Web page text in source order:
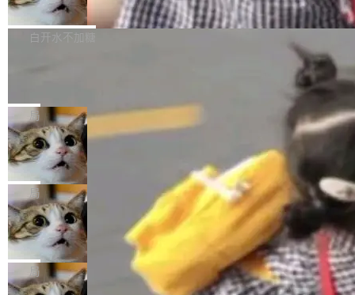
atePad Edge 升级至 HarmonyOS 6.1.0.135S
P9 patch03及以上版本。 *升级路径：设置 > 搜
来自中国开发者雷霄骅（Lei Xiaohua）。 对于
很多中国音视频开发者而言，这个名字并不陌
“启蒙老师”。 而今年，恰好是雷霄骅离世十周
年。FFmpeg 社区最终选择用一个大版本的名
字，留下了这份纪念。 雷霄骅曾是中国传媒大学
数字电视技术方向的博士生，长期从事视频、音
频技...
万元，超预算 860%
外媒近日曝光了亚马逊的多份内部报告显示，AI
导致公司在多个项目上超支。《金融时报》报道
编写程序，目标是完成电商平台作者信息与商品
列表的数据匹配 —— 一项常规的数据处理任
务，最终却产生了 180 万美元的账单，实际支出
超出原定预算 860%。 更令人意外的是，该项目
最终并未成功落地，而高额算力消耗持续运行长
达 5 个月，公司直到财务对账时才察觉异常。这
意味着一个无人看管的 AI 程序，在近半年时间
里日夜不停地"烧钱"。 复盘显示，...
白开水不加糖
e CEO Clément Delangue 在 CNBC 的采访里
没有拐弯抹角。他说中国正在赢得 AI 竞赛，而
且按目前的速度，中国 AI 工具预计在今年底或
2027 年就能追上美国前沿实验室的水平。 Dela
ngue 把原因归结为一件事：开放协作。中国的
AI 开发者在一个共享和协作的生态里加速迭代，
而美国模型厂商在"闭门造车"。他的原话是 "buil
ding in silos"——各自为战，互不通气。 这个判
断从他嘴里说出来分量不同。Hugging Face 是
全球最大的开源 AI 平台，上面跑着上百万个模
局
当 AI agent 把源码变成了最好的扩展系
统，开发者工具必须开源
五年前，David Crawshaw 问过很多软件工程师
一个问题：你写过什么给自己用的程序？答案几
乎都是没有。工程师们整天用别人写的程序写程
序给别人用。偶尔有人自己写个博客系统、智能
家居控制、家庭实验室，都算稀奇事。 Crawsh
aw 是 Shelley 的作者，一个开源 AI coding age
nt。他最近在博客上写了一篇文章，核心论点很
局
DeepSeek Harness 宣布内测邀请，全
网最大规模开源 Agent 路演现场诞生
一条内测招募帖，发出去的时候大概没人想到它
会变成一场开源 Agent 生态的路演。 8月1日，
DeepSeek Harness 团队负责人崔添翼（tiany
局